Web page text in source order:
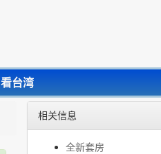
看台湾
相关信息
全新套房